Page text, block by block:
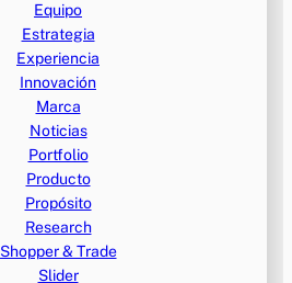
Equipo
Estrategia
Experiencia
Innovación
Marca
Noticias
Portfolio
Producto
Propósito
Research
Shopper & Trade
Slider